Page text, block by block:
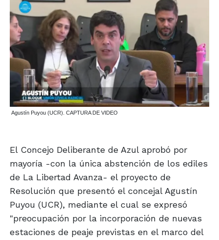
Agustín Puyou (UCR). CAPTURA DE VIDEO
El Concejo Deliberante de Azul aprobó por
mayoría -con la única abstención de los ediles
de La Libertad Avanza- el proyecto de
Resolución que presentó el concejal Agustín
Puyou (UCR), mediante el cual se expresó
"preocupación por la incorporación de nuevas
estaciones de peaje previstas en el marco del